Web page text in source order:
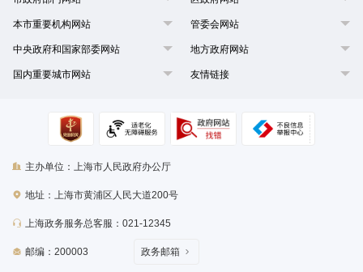
本市重要机构网站 管委会网站
中央政府和国家部委网站 地方政府网站
国内重要城市网站 友情链接
主办单位：上海市人民政府办公厅
地址：上海市黄浦区人民大道200号
上海政务服务总客服：021-12345
邮编：200003 政务邮箱